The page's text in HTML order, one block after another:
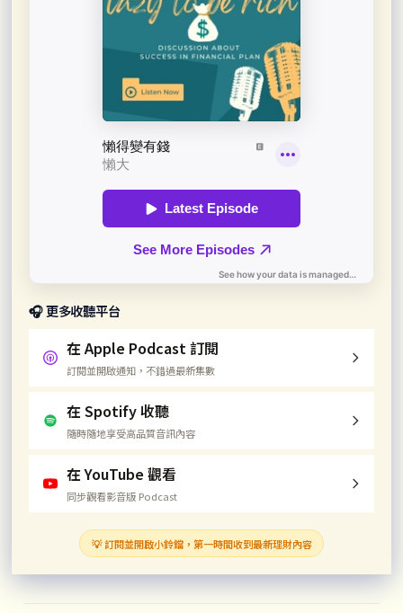
🎧 更多收聽平台
在 Apple Podcast 訂閱
訂閱並開啟通知，不錯過最新集數
在 Spotify 收聽
隨時隨地享受高品質音訊內容
在 YouTube 觀看
同步觀看影音版 Podcast
💡 訂閱並開啟小鈴鐺，第一時間收到最新理財內容